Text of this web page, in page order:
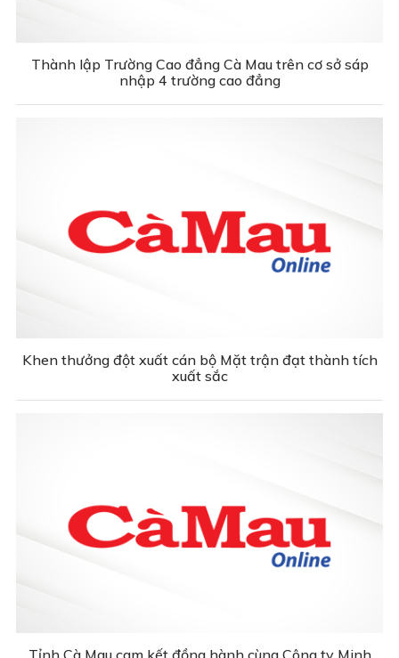
Thành lập Trường Cao đẳng Cà Mau trên cơ sở sáp
nhập 4 trường cao đẳng
Khen thưởng đột xuất cán bộ Mặt trận đạt thành tích
xuất sắc
Tỉnh Cà Mau cam kết đồng hành cùng Công ty Minh